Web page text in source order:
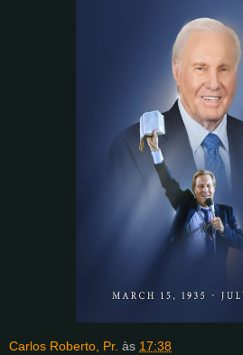
Carlos Roberto, Pr. às 17:38